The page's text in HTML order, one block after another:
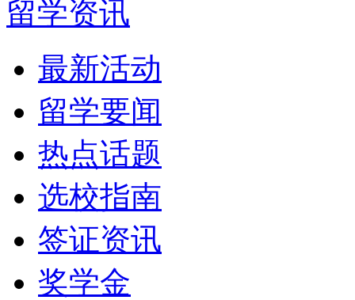
留学资讯
最新活动
留学要闻
热点话题
选校指南
签证资讯
奖学金